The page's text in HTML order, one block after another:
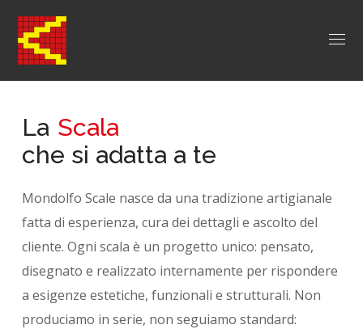
La Scala
che si adatta a te
Mondolfo Scale nasce da una tradizione artigianale
fatta di esperienza, cura dei dettagli e ascolto del
cliente. Ogni scala è un progetto unico: pensato,
disegnato e realizzato internamente per rispondere
a esigenze estetiche, funzionali e strutturali. Non
produciamo in serie, non seguiamo standard: